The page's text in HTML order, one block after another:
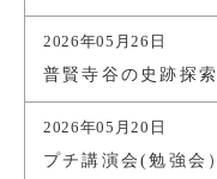
2026年05月26日
普賢寺谷の史跡探
2026年05月20日
プチ講演会(勉強会